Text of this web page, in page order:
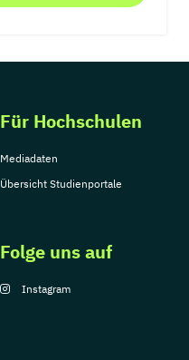
Für Hochschulen
Mediadaten
Übersicht Studienportale
Folge uns auf
Instagram